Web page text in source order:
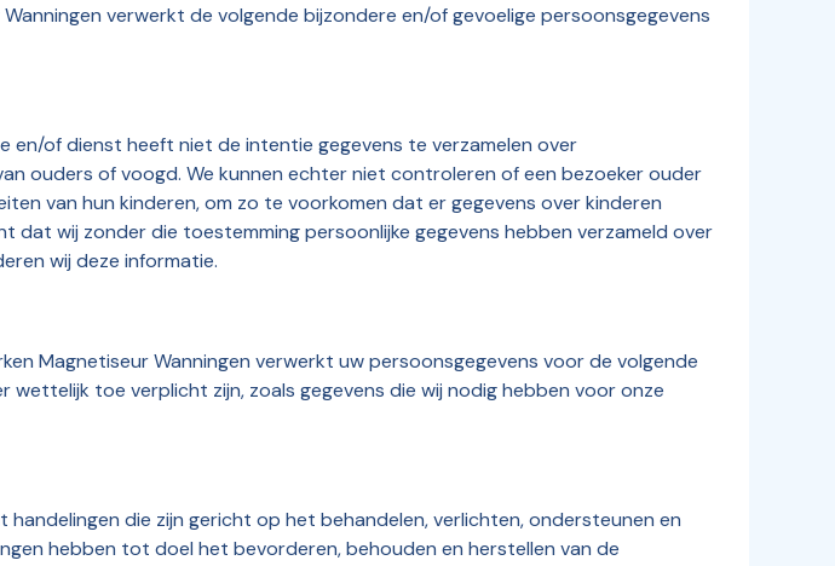
verwerkt de volgende bijzondere en/of gevoelige persoonsgegevens
en/of dienst heeft niet de intentie gegevens te verzamelen over
ouders of voogd. We kunnen echter niet controleren of een bezoeker ouder
van hun kinderen, om zo te voorkomen dat er gegevens over kinderen
wij zonder die toestemming persoonlijke gegevens hebben verzameld over
wij deze informatie.
Magnetiseur Wanningen verwerkt uw persoonsgegevens voor de volgende
toe verplicht zijn, zoals gegevens die wij nodig hebben voor onze
die zijn gericht op het behandelen, verlichten, ondersteunen en
hebben tot doel het bevorderen, behouden en herstellen van de